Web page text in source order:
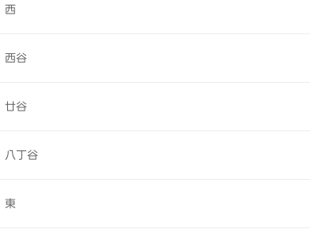
西
西谷
廿谷
八丁谷
東